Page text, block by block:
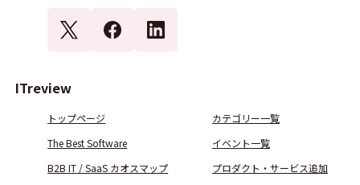
ITreview
トップページ
カテゴリー一覧
The Best Software
イベント一覧
B2B IT / SaaS カオスマップ
プロダクト・サービス追加